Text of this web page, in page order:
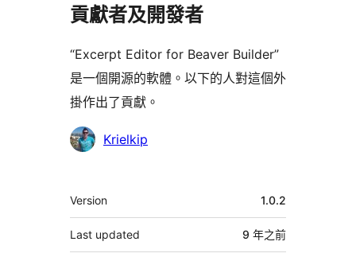
貢獻者及開發者
“Excerpt Editor for Beaver Builder”
是一個開源的軟體。以下的人對這個外
掛作出了貢獻。
貢
Krielkip
其
它
Version 1.0.2
Last updated 9 年之前